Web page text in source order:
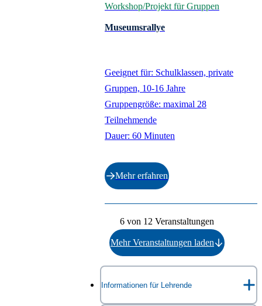
Workshop/Projekt für Gruppen
Museumsrallye
Geeignet für: Schulklassen, private
Gruppen, 10-16 Jahre
Gruppengröße: maximal 28
Teilnehmende
Dauer: 60 Minuten
Mehr erfahren
6 von 12 Veranstaltungen
Mehr Veranstaltungen laden
Informationen für Lehrende